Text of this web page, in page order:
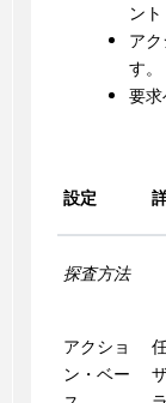
ン
ア
す。
要求
設定
探査方法
アクショ
ン・ベー